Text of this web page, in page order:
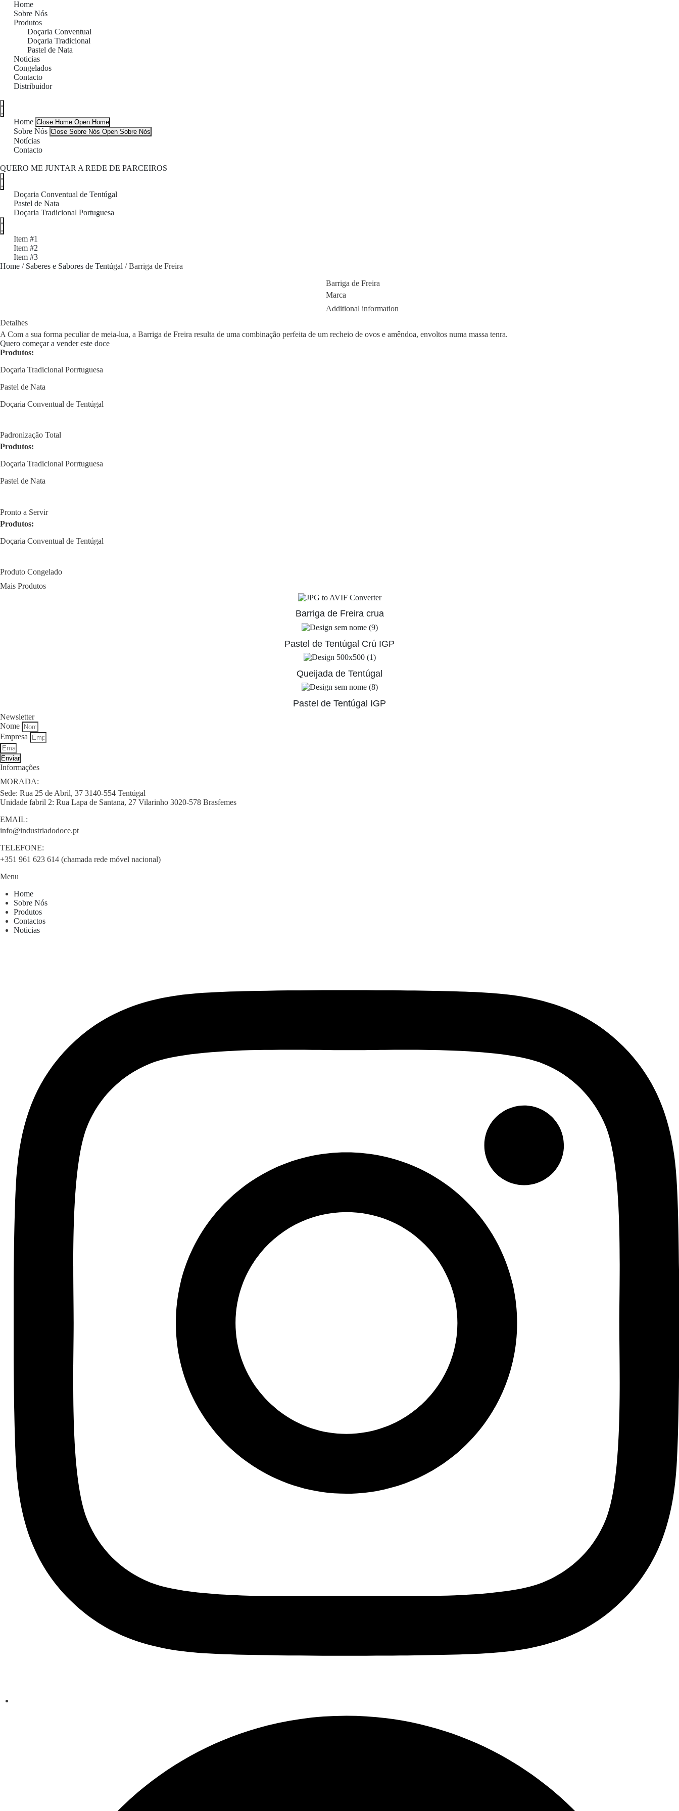
Home
Sobre Nós
Produtos
Doçaria Conventual
Doçaria Tradicional
Pastel de Nata
Noticias
Congelados
Contacto
Distribuidor
Home Close Home Open Home
Sobre Nós Close Sobre Nós Open Sobre Nós
Notícias
Contacto
QUERO ME JUNTAR A REDE DE PARCEIROS
Doçaria Conventual de Tentúgal
Pastel de Nata
Doçaria Tradicional Portuguesa
Item #1
Item #2
Item #3
Home / Saberes e Sabores de Tentúgal / Barriga de Freira
Barriga de Freira
Marca
Additional information
Detalhes
A Com a sua forma peculiar de meia-lua, a Barriga de Freira resulta de uma combinação perfeita de um recheio de ovos e amêndoa, envoltos numa massa tenra.
Quero começar a vender este doce
Produtos:
Doçaria Tradicional Porrtuguesa
Pastel de Nata
Doçaria Conventual de Tentúgal
Padronização Total
Produtos:
Doçaria Tradicional Porrtuguesa
Pastel de Nata
Pronto a Servir
Produtos:
Doçaria Conventual de Tentúgal
Produto Congelado
Mais Produtos
Barriga de Freira crua
Pastel de Tentúgal Crú IGP
Queijada de Tentúgal
Pastel de Tentúgal IGP
Newsletter
Nome
Empresa
Enviar
Informações
MORADA:
Sede: Rua 25 de Abril, 37 3140-554 Tentúgal
Unidade fabril 2: Rua Lapa de Santana, 27 Vilarinho 3020-578 Brasfemes
EMAIL:
info@industriadodoce.pt
TELEFONE:
+351 961 623 614 (chamada rede móvel nacional)
Menu
Home
Sobre Nós
Produtos
Contactos
Noticias